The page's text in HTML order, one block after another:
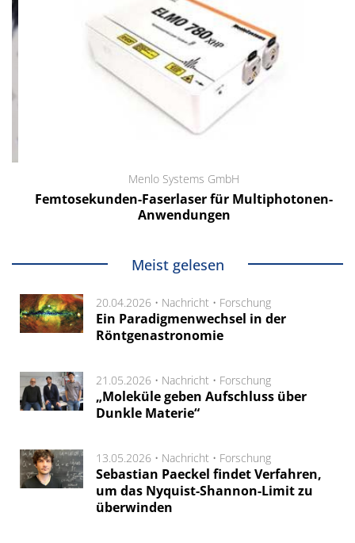
Menlo Systems GmbH
Femtosekunden-Faserlaser für Multiphotonen-
Anwendungen
Meist gelesen
20.04.2026 • Nachricht • Forschung
Ein Paradigmenwechsel in der
Röntgenastronomie
21.05.2026 • Nachricht • Forschung
„Moleküle geben Aufschluss über
Dunkle Materie“
13.05.2026 • Nachricht • Forschung
Sebastian Paeckel findet Verfahren,
um das Nyquist-Shannon-Limit zu
überwinden